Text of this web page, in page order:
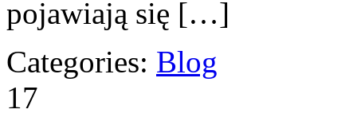
pojawiają się […]
Categories: Blog
17